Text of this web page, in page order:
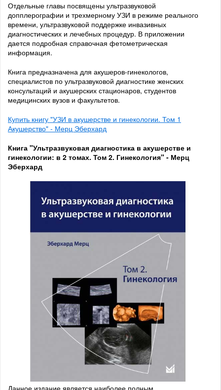
Отдельные главы посвящены ультразвуковой
допплерографии и трехмерному УЗИ в режиме реального
времени, ультразвуковой поддержке инвазивных
диагностических и лечебных процедур. В приложении
дается подробная справочная фетометрическая
информация.
Книга предназначена для акушеров-гинекологов,
специалистов по ультразвуковой диагностике женских
консультаций и акушерских стационаров, студентов
медицинских вузов и факультетов.
Купить книгу "УЗИ в акушерстве и гинекологии. Том 1
Акушерство" - Мерц Эберхард
Книга "Ультразвуковая диагностика в акушерстве и
гинекологии: в 2 томах. Том 2. Гинекология" - Мерц
Эберхард